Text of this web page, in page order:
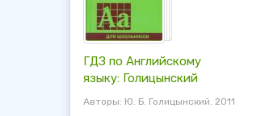
ГДЗ по Английскому
языку: Голицынский
Авторы: Ю. Б. Голицынский. 2011